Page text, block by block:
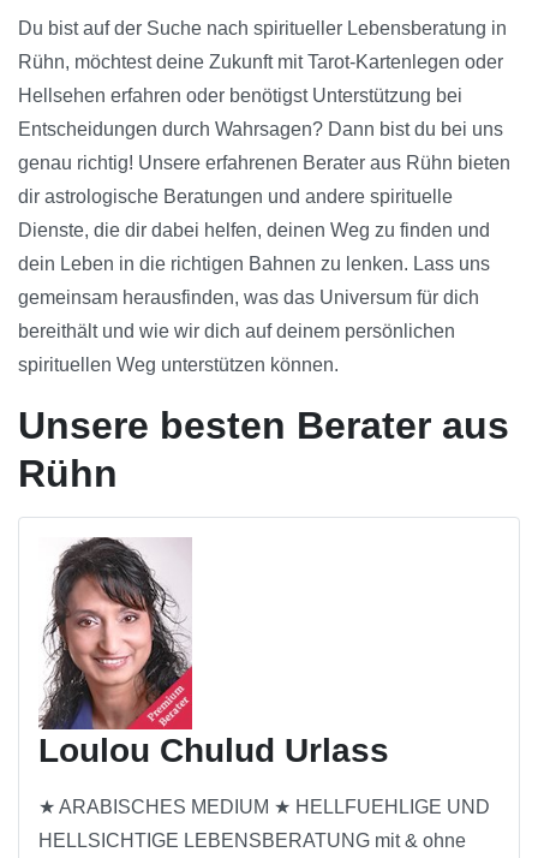
Du bist auf der Suche nach spiritueller Lebensberatung in
Rühn, möchtest deine Zukunft mit Tarot-Kartenlegen oder
Hellsehen erfahren oder benötigst Unterstützung bei
Entscheidungen durch Wahrsagen? Dann bist du bei uns
genau richtig! Unsere erfahrenen Berater aus Rühn bieten
dir astrologische Beratungen und andere spirituelle
Dienste, die dir dabei helfen, deinen Weg zu finden und
dein Leben in die richtigen Bahnen zu lenken. Lass uns
gemeinsam herausfinden, was das Universum für dich
bereithält und wie wir dich auf deinem persönlichen
spirituellen Weg unterstützen können.
Unsere besten Berater aus
Rühn
Loulou Chulud Urlass
★ ARABISCHES MEDIUM ★ HELLFUEHLIGE UND
HELLSICHTIGE LEBENSBERATUNG mit & ohne